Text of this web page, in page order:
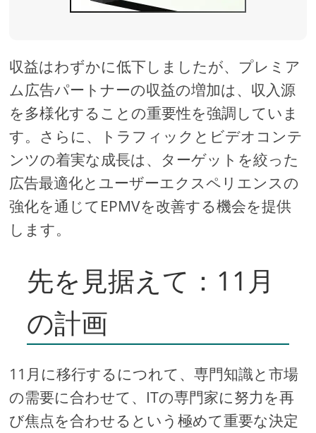
収益はわずかに低下しましたが、プレミア
ム広告パートナーの収益の増加は、収入源
を多様化することの重要性を強調していま
す。さらに、トラフィックとビデオコンテ
ンツの着実な成長は、ターゲットを絞った
広告最適化とユーザーエクスペリエンスの
強化を通じてEPMVを改善する機会を提供
します。
先を見据えて：11月
の計画
11月に移行するにつれて、専門知識と市場
の需要に合わせて、ITの専門家に努力を再
び焦点を合わせるという極めて重要な決定